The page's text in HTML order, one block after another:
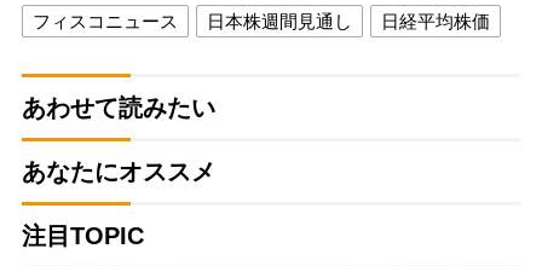
フィスコニュース 日本株週間見通し 日経平均株価
あわせて読みたい
あなたにオススメ
注目TOPIC